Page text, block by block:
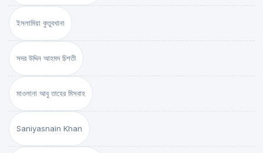
ইসলামিয়া কুতুবখানা
সদর উদ্দিন আহমদ চিশতী
মাওলানা আবু তাহের মিসবাহ
Saniyasnain Khan